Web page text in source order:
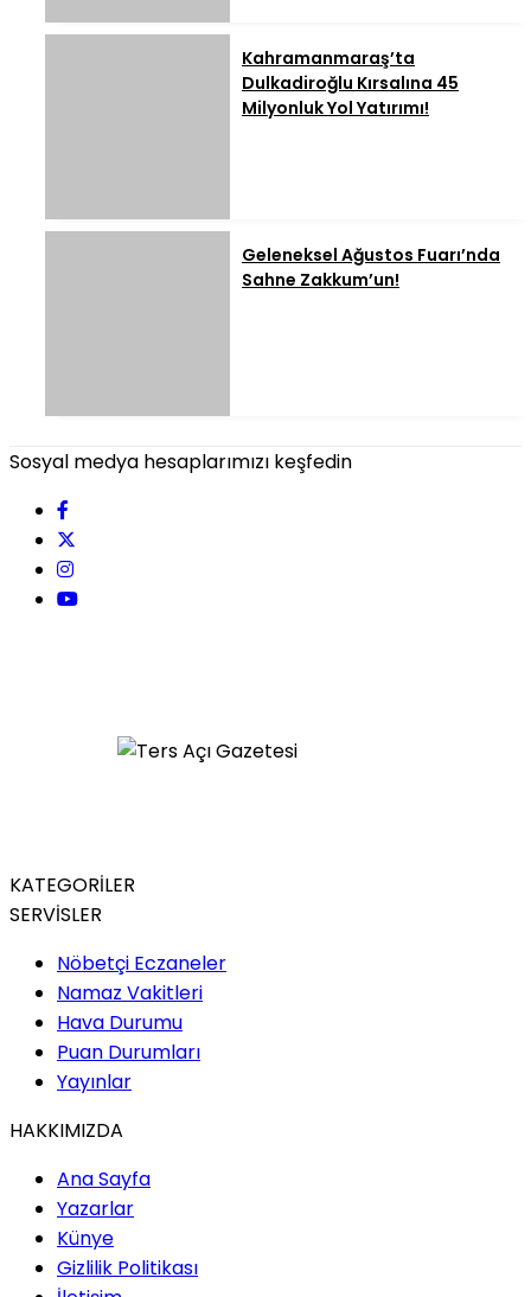
Kahramanmaraş’ta
Dulkadiroğlu Kırsalına 45
Milyonluk Yol Yatırımı!
Geleneksel Ağustos Fuarı’nda
Sahne Zakkum’un!
Sosyal medya hesaplarımızı keşfedin
KATEGORİLER
SERVİSLER
Nöbetçi Eczaneler
Namaz Vakitleri
Hava Durumu
Puan Durumları
Yayınlar
HAKKIMIZDA
Ana Sayfa
Yazarlar
Künye
Gizlilik Politikası